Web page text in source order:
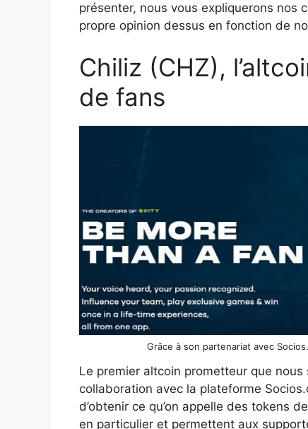
présenter, nous vous expliquerons nos
propre opinion dessus en fonction de
Chiliz (CHZ),
de fans
Grâce à son partenariat avec
Le premier altcoin prometteur que
collaboration avec la plateforme
d’obtenir ce qu’on appelle des tokens
en particulier et permettent aux